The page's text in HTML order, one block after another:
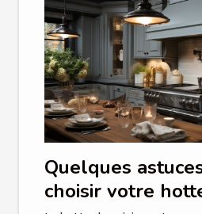
Quelques
choisir votre